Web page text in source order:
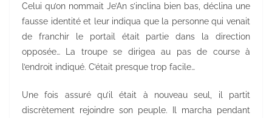
Celui qu’on nommait Je’An s’inclina bien bas, déclina une
fausse identité et leur indiqua que la personne qui venait
de franchir le portail était partie dans la direction
opposée… La troupe se dirigea au pas de course à
l’endroit indiqué. C’était presque trop facile…
Une fois assuré qu’il était à nouveau seul, il partit
discrètement rejoindre son peuple. Il marcha pendant